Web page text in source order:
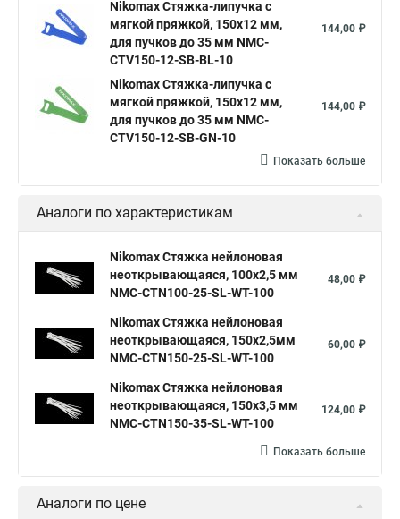
Nikomax Стяжка-липучка с
мягкой пряжкой, 150х12 мм,
для пучков до 35 мм NMC-
CTV150-12-SB-BL-10
144,00 ₽
Nikomax Стяжка-липучка с
мягкой пряжкой, 150х12 мм,
для пучков до 35 мм NMC-
CTV150-12-SB-GN-10
144,00 ₽
Показать больше
Аналоги по характеристикам
Nikomax Стяжка нейлоновая
неоткрывающаяся, 100х2,5 мм
NMC-CTN100-25-SL-WT-100
48,00 ₽
Nikomax Стяжка нейлоновая
неоткрывающаяся, 150х2,5мм
NMC-CTN150-25-SL-WT-100
60,00 ₽
Nikomax Стяжка нейлоновая
неоткрывающаяся, 150х3,5 мм
NMC-CTN150-35-SL-WT-100
124,00 ₽
Показать больше
Аналоги по цене